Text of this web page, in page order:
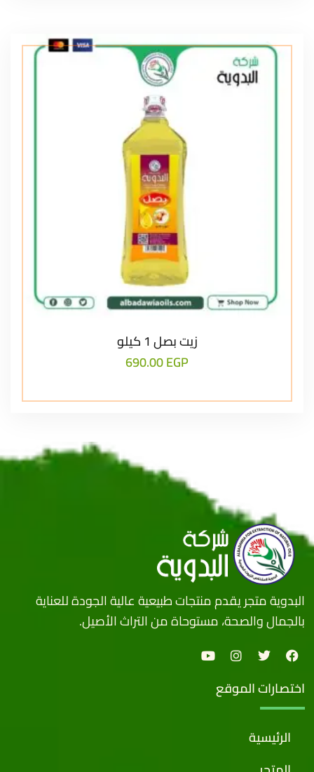
زيت بصل 1 كيلو
690.00EGP
البدوية متجر يقدم منتجات طبيعية عالية الجودة للعناية
بالجمال والصحة، مستوحاة من التراث الأصيل.
اختصارات الموقع
الرئيسية